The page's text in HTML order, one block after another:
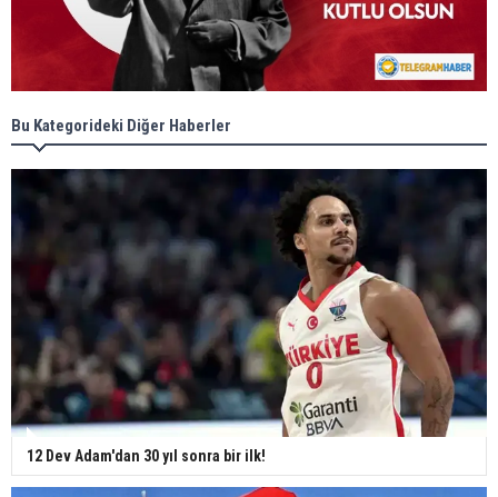
Bu Kategorideki Diğer Haberler
12 Dev Adam'dan 30 yıl sonra bir ilk!